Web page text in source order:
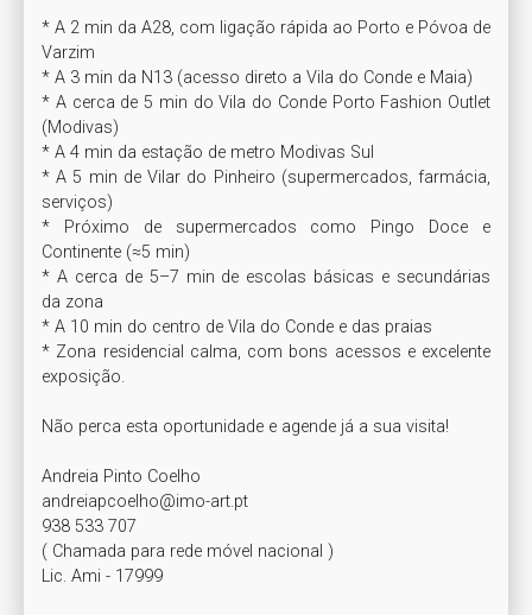
* A 2 min da A28, com ligação rápida ao Porto e Póvoa de
Varzim
* A 3 min da N13 (acesso direto a Vila do Conde e Maia)
* A cerca de 5 min do Vila do Conde Porto Fashion Outlet
(Modivas)
* A 4 min da estação de metro Modivas Sul
* A 5 min de Vilar do Pinheiro (supermercados, farmácia,
serviços)
* Próximo de supermercados como Pingo Doce e
Continente (≈5 min)
* A cerca de 5–7 min de escolas básicas e secundárias
da zona
* A 10 min do centro de Vila do Conde e das praias
* Zona residencial calma, com bons acessos e excelente
exposição.
Não perca esta oportunidade e agende já a sua visita!
Andreia Pinto Coelho
andreiapcoelho@imo-art.pt
938 533 707
( Chamada para rede móvel nacional )